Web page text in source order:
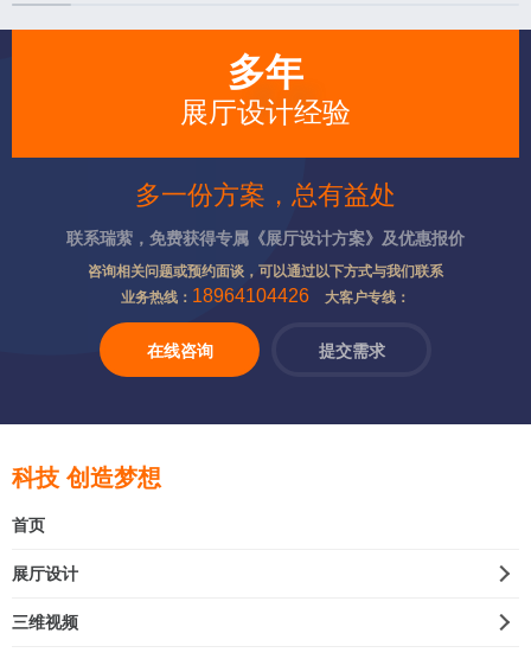
多年
展厅设计经验
多一份方案，总有益处
联系瑞萦，免费获得专属《展厅设计方案》及优惠报价
咨询相关问题或预约面谈，可以通过以下方式与我们联系
业务热线： 18964104426 大客户专线：
在线咨询 提交需求
科技 创造梦想
首页
展厅设计
三维视频